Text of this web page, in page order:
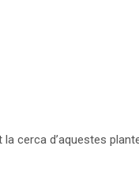
cerca d’aquestes